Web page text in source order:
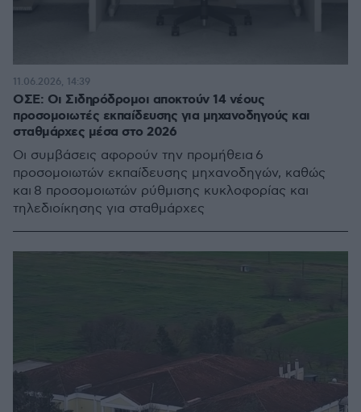
ΟΣΕ: Οι Σιδηρόδρομοι αποκτούν 14 νέους
προσομοιωτές εκπαίδευσης για μηχανοδηγούς και
σταθμάρχες μέσα στο 2026
Οι συμβάσεις αφορούν την προμήθεια 6
προσομοιωτών εκπαίδευσης μηχανοδηγών, καθώς
και 8 προσομοιωτών ρύθμισης κυκλοφορίας και
τηλεδιοίκησης για σταθμάρχες
11.06.2026, 14:39